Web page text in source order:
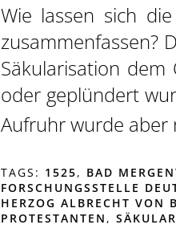
Wie lassen sich
zusammenfassen?
Säkularisation
oder geplündert
Aufruhr wurde aber
TAGS: 1525, BAD
FORSCHUNGSSTELLE
HERZOG ALBRECHT VON
PROTESTANTEN ,